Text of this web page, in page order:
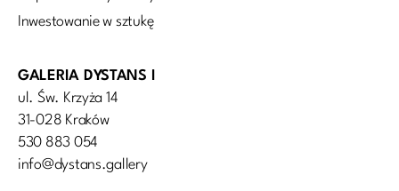
Inwestowanie w sztukę
GALERIA DYSTANS I
ul. Św. Krzyża 14
31-028 Kraków
530 883 054
info@dystans.gallery